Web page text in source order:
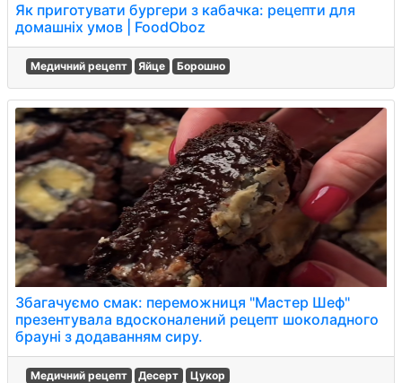
Як приготувати бургери з кабачка: рецепти для
домашніх умов | FoodOboz
Медичний рецепт Яйце Борошно
Збагачуємо смак: переможниця "Мастер Шеф"
презентувала вдосконалений рецепт шоколадного
брауні з додаванням сиру.
Медичний рецепт Десерт Цукор